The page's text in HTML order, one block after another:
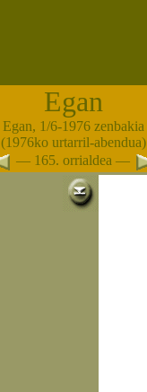
Egan
Egan, 1/6-1976 zenbakia
(1976ko urtarril-abendua)
— 165. orrialdea —